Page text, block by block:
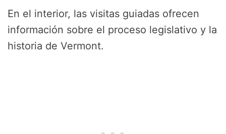
En el interior, las visitas guiadas ofrecen
información sobre el proceso legislativo y la
historia de Vermont.